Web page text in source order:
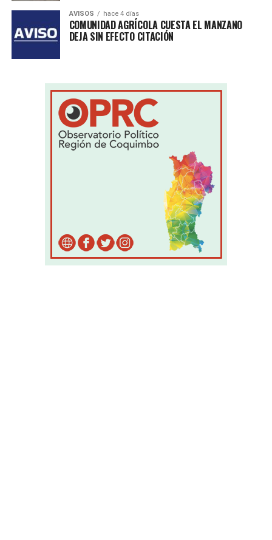
AVISOS hace 4 días
COMUNIDAD AGRÍCOLA CUESTA EL MANZANO
DEJA SIN EFECTO CITACIÓN